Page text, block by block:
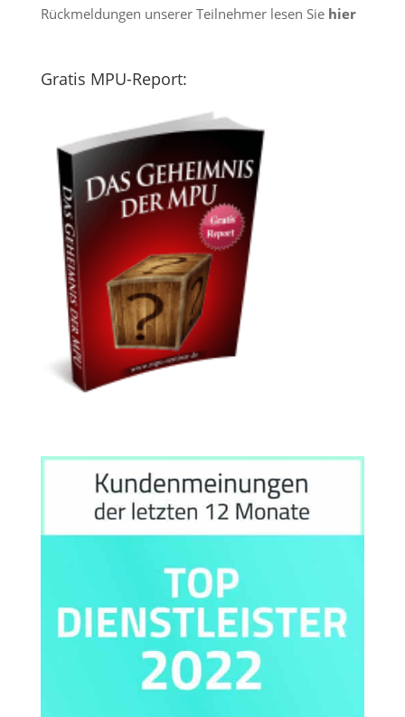
Rückmeldungen unserer Teilnehmer lesen Sie hier
Gratis MPU-Report: